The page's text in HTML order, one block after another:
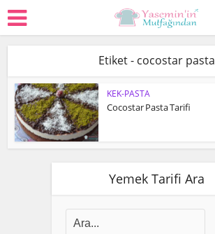
Etiket - cocostar pasta
KEK-PASTA
Cocostar Pasta Tarifi
Yemek Tarifi Ara